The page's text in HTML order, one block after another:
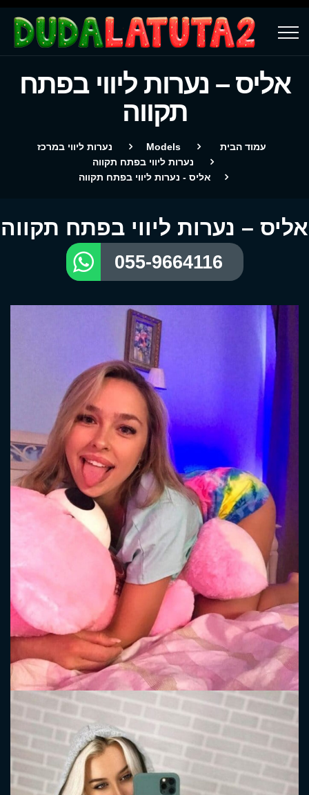
אליס – נערות ליווי בפתח
תקווה
עמוד הבית Models
נערות ליווי במרכז
נערות ליווי בפתח תקווה
אליס - נערות ליווי בפתח תקווה
אליס – נערות ליווי בפתח תקווה
055-9664116